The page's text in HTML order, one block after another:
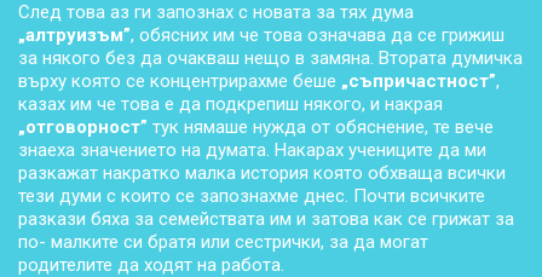
След това аз ги запознах с новата за тях дума
„алтруизъм”, обясних им че това означава да се грижиш
за някого без да очакваш нещо в замяна. Втората думичка
върху която се концентрирахме беше „съпричастност”,
казах им че това е да подкрепиш някого, и накрая
„отговорност” тук нямаше нужда от обяснение, те вече
знаеха значението на думата. Накарах учениците да ми
разкажат накратко малка история която обхваща всички
тези думи с които се запознахме днес. Почти всичките
разкази бяха за семействата им и затова как се грижат за
по- малките си братя или сестрички, за да могат
родителите да ходят на работа.